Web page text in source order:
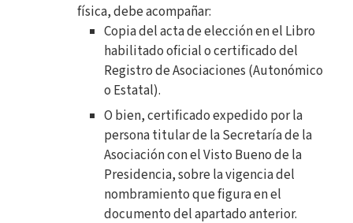
física, debe acompañar:
Copia del acta de elección en el Libro
habilitado oficial o certificado del
Registro de Asociaciones (Autonómico
o Estatal).
O bien, certificado expedido por la
persona titular de la Secretaría de la
Asociación con el Visto Bueno de la
Presidencia, sobre la vigencia del
nombramiento que figura en el
documento del apartado anterior.